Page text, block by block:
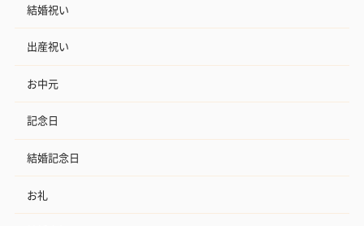
結婚祝い
出産祝い
お中元
記念日
結婚記念日
お礼